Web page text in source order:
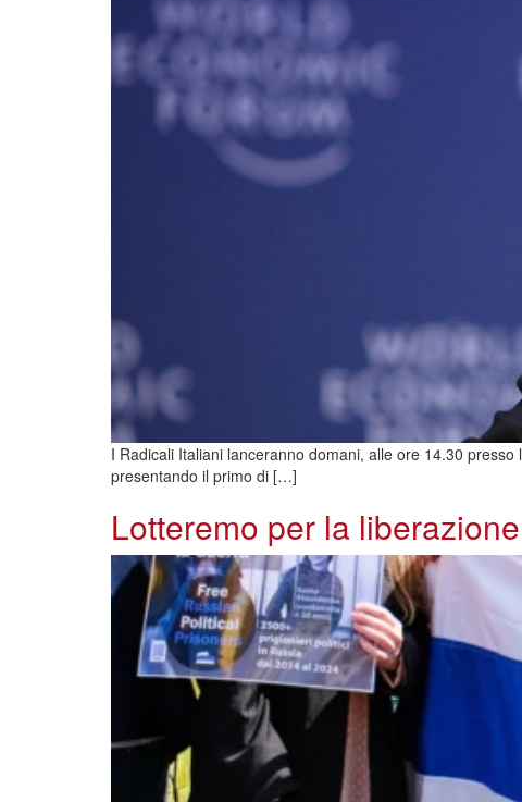
I Radicali Italiani lanceranno domani, alle ore 14.30
presentando il primo di […]
Lotteremo per la